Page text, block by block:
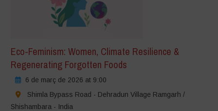
Eco-Feminism: Women, Climate Resilience &
Regenerating Forgotten Foods
6 de març de 2026 at 9:00
Shimla Bypass Road - Dehradun Village Ramgarh /
Shishambara - India